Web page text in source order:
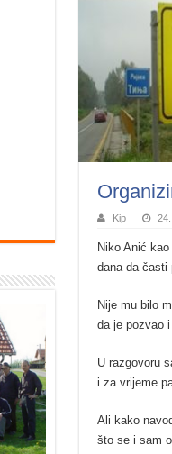
Kip
Niko Anić kao
dana da časti
Nije mu bilo
da je pozvao
U razgovoru
i za vrijeme
Ali kako
što se i sam